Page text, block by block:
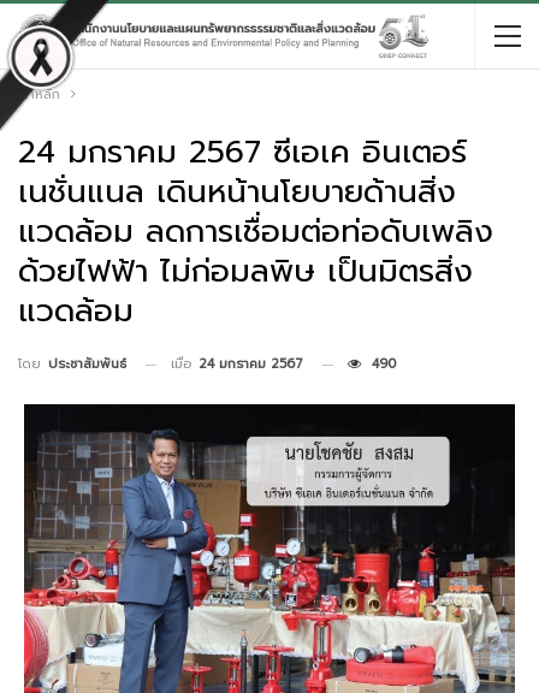
หน้าหลัก
24 มกราคม 2567 ซีเอเค อินเตอร์
เนชั่นแนล เดินหน้านโยบายด้านสิ่ง
แวดล้อม ลดการเชื่อมต่อท่อดับเพลิง
ด้วยไฟฟ้า ไม่ก่อมลพิษ เป็นมิตรสิ่ง
แวดล้อม
โดย ประชาสัมพันธ์ เมื่อ 24 มกราคม 2567 490